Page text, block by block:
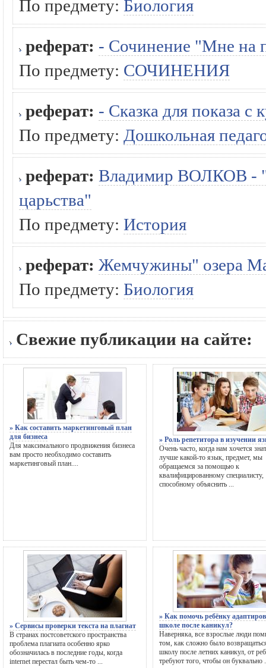
По предмету: Биология
реферат: - Сочинение "Мне на
По предмету: СОЧИНЕНИЯ
реферат: - Сказка для показа с
По предмету: Дошкольная
реферат: Владимир ВОЛКОВ -
царьства"
По предмету: История
реферат: Жемчужины" озера
По предмету: Биология
Свежие публикации на сайте:
» Как составить маркетинговый план
для бизнеса
Для максимального продвижения бизнеса
вам просто необходимо составить
маркетинговый план....
» Роль репетитора в изучении
Очень часто, когда нам хочется
лучше какой-то язык, предмет, мы
обращаемся за помощью к
квалифицированному специалисту,
способному объяснить ...
» Сервисы проверки текста на плагиат
В странах постсоветского пространства
проблема плагиата особенно ярко
обозначилась в последние годы, когда
internet перестал быть чем-то ...
» Как помочь ребёнку
школе после каникул?
Наверняка, все взрослые люди
том, как сложно было
школу после летних каникул, от
требуют того, чтобы он буквально